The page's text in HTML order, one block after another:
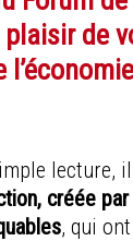
de
lecture,
créée
, qui